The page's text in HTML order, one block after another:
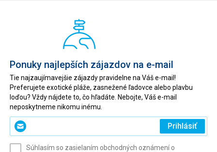
Ponuky najlepších zájazdov na e-mail
Tie najzaujímavejšie zájazdy pravidelne na Váš e-mail!
Preferujete exotické pláže, zasnežené ľadovce alebo plavbu
loďou? Vždy nájdete to, čo hľadáte. Nebojte, Váš e-mail
neposkytneme nikomu inému.
Zadajte
svoj
Prihlásiť
Súhlasím so zasielaním obchodných oznámení o